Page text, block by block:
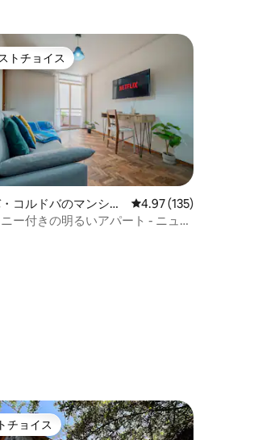
中4.95つ星の平均評価
のゲストチョイスです。
トチョイス
コルドバのマンショ
ート
レビュー135件、5つ
4.97 (135)
ー付きの明るいアパート - ニュー
チョイス
チョイス